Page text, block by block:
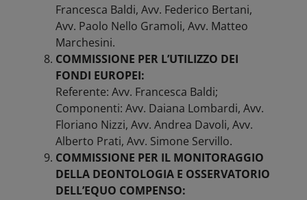
Francesca Baldi, Avv. Federico Bertani,
Avv. Paolo Nello Gramoli, Avv. Matteo
Marchesini.
COMMISSIONE PER L’UTILIZZO DEI
FONDI EUROPEI:
Referente: Avv. Francesca Baldi;
Componenti: Avv. Daiana Lombardi, Avv.
Floriano Nizzi, Avv. Andrea Davoli, Avv.
Alberto Prati, Avv. Simone Servillo.
COMMISSIONE PER IL MONITORAGGIO
DELLA DEONTOLOGIA E OSSERVATORIO
DELL’EQUO COMPENSO: